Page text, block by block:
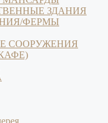
ЗДАНИЯ
ФЕРМЫ
СООРУЖЕНИЯ